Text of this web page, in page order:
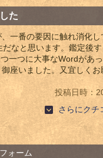
た
一番の要因に触れ消化し
なと思います。鑑定後す
一つに大事なWordがあ
座いました。又宜しくお
投稿日時：
さらにクチ
ォーム